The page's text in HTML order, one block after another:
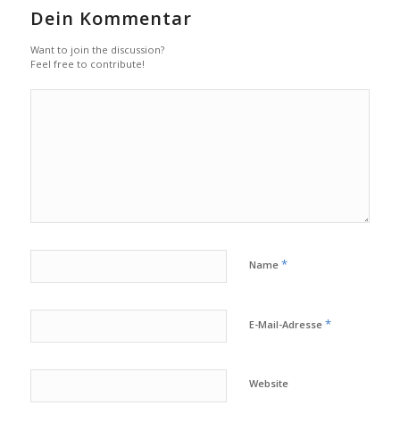
Dein Kommentar
Want to join the discussion?
Feel free to contribute!
Name *
E-Mail-Adresse *
Website